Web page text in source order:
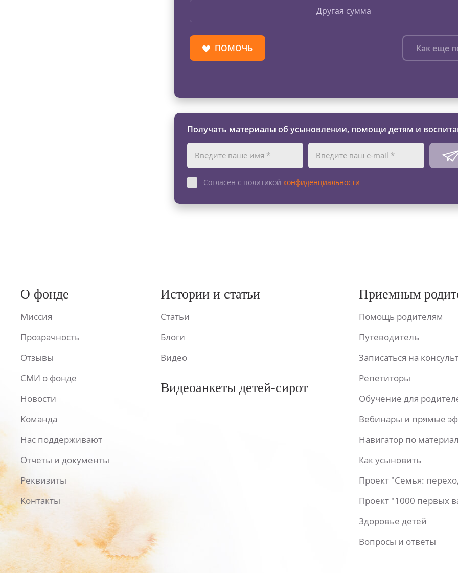
Другая сумма
ПОМОЧЬ Как еще
Получать материалы об усыновлении, помощи детям и
Согласен с политикой конфиденциальности
О фонде
Миссия
Прозрачность
Отзывы
СМИ о фонде
Новости
Команда
Нас поддерживают
Отчеты и документы
Реквизиты
Контакты
Истории и статьи
Статьи
Блоги
Видео
Видеоанкеты детей-сирот
Приемным
Помощь родителям
Путеводитель
Записаться на
Репетиторы
Обучение для
Вебинары и прямые
Навигатор по
Как усыновить
Проект "Семья:
Проект "1000 первых
Здоровье детей
Вопросы и ответы